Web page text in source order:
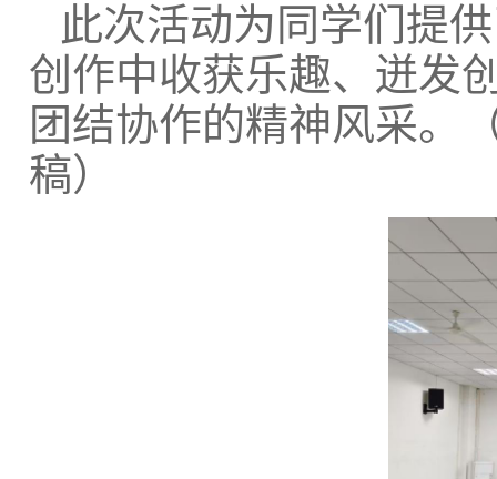
此次活动为同学们提
创作中收获乐趣、迸发
团结协作的精神风采。
稿）